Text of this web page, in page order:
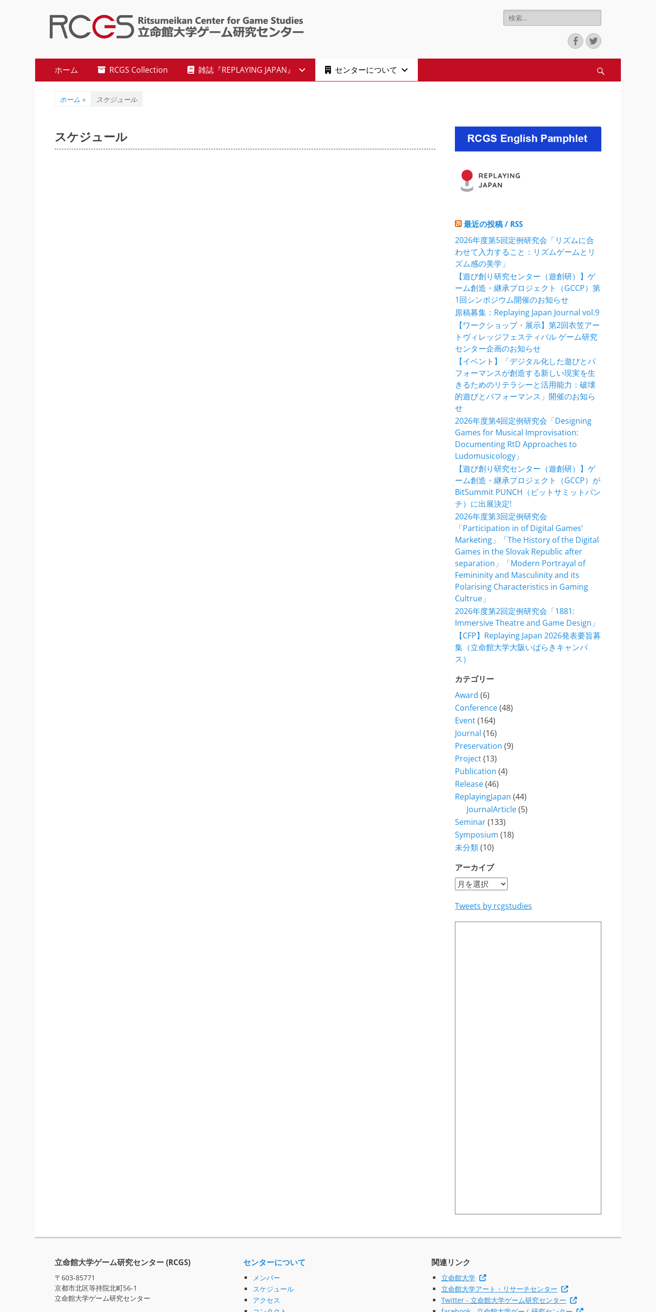
立命館大学ゲーム研究センター : Ritsumeikan Center for Game
検
索:
Facebook
Twitter
メ
イ
ニ
ュ
ホーム RCGS Collection 雑誌『REPLAYING JAPAN』 センターについて
ホーム » スケジュール
スケジュール
最近の投稿 / RSS
2026年度第5回定例研究会「リズムに合
わせて入力すること：リズムゲームとリ
ズム感の美学」
【遊び創り研究センター（遊創研）】ゲ
ーム創造・継承プロジェクト（GCCP）第
1回シンポジウム開催のお知らせ
原稿募集：Replaying Japan Journal vol.9
【ワークショップ・展示】第2回衣笠アー
トヴィレッジフェスティバル ゲーム研究
センター企画のお知らせ
【イベント】「デジタル化した遊びとパ
フォーマンスが創造する新しい現実を生
きるためのリテラシーと活用能力：破壊
的遊びとパフォーマンス」開催のお知ら
せ
2026年度第4回定例研究会「Designing
Games for Musical Improvisation:
Documenting RtD Approaches to
Ludomusicology」
【遊び創り研究センター（遊創研）】ゲ
ーム創造・継承プロジェクト（GCCP）が
BitSummit PUNCH（ビットサミットパン
チ）に出展決定!
2026年度第3回定例研究会
「Participation in of Digital Games’
Marketing」「The History of the Digital
Games in the Slovak Republic after
separation」「Modern Portrayal of
Femininity and Masculinity and its
Polarising Characteristics in Gaming
Cultrue」
2026年度第2回定例研究会「1881:
Immersive Theatre and Game Design」
【CFP】Replaying Japan 2026発表要旨募
集（立命館大学大阪いばらきキャンパ
ス）
カテゴリー
Award (6)
Conference(48)
Event(164)
Journal (16)
Preservation (9)
Project(13)
Publication (4)
Release(46)
ReplayingJapan (44)
JournalArticle(5)
Seminar(133)
Symposium (18)
未分類(10)
アーカイブ
ア
カ
Tweets by rcgstudies
立命館大学ゲーム研究センター (RCGS)
〒603-85771
京都市北区等持院北町56-1
立命館大学ゲーム研究センター
センターについて
メンバー
スケジュール
アクセス
関連リンク
立命館大学
立命館大学アート・リサーチセンター
Twitter - 立命館大学ゲーム研究センター